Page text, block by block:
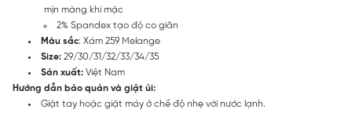
mịn màng khi mặc
2% Spandex tạo độ co giãn
Màu sắc: Xám 259 Melange
Size: 29/30/31/32/33/34/35
Sản xuất: Việt Nam
Hướng dẫn bảo quản và giặt ủi:
Giặt tay hoặc giặt máy ở chế độ nhẹ với nước lạnh.